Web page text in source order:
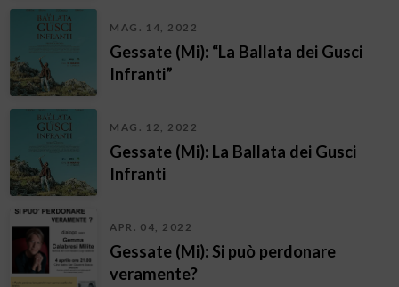
MAG. 14, 2022
Gessate (Mi): “La Ballata dei Gusci
Infranti”
MAG. 12, 2022
Gessate (Mi): La Ballata dei Gusci
Infranti
APR. 04, 2022
Gessate (Mi): Si può perdonare
veramente?